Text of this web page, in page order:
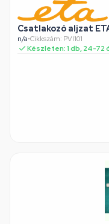
n/a•Cikkszám: PVI101
Készleten: 1 db, 24-72